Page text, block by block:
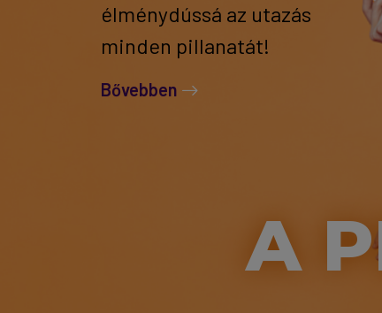
élménydússá az utazás
minden pillanatát!
Bővebben
A